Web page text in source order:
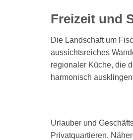
Freizeit und
Die Landschaft um
aussichtsreiches
regionaler Küche, die
harmonisch
Urlauber und
Privatquartieren.